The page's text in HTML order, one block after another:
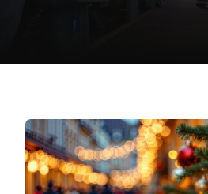
Vacanze Viaggi